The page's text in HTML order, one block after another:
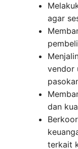
agar
vendor
dan
terkait